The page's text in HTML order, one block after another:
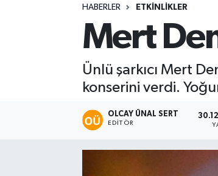
HABERLER ETKİNLİKLER
Mert
Ünlü şarkıcı Mert
konserini verdi.
OLCAY ÜNAL SERT
EDITÖR
Trafik Durumu
Süper Lig Puan Durumu ve Fikstür
Tüm Manşetler